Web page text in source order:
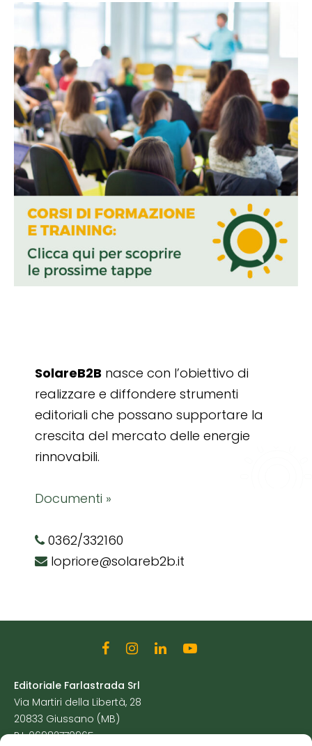
SolareB2B nasce con l’obiettivo di
realizzare e diffondere strumenti
editoriali che possano supportare la
crescita del mercato delle energie
rinnovabili.
Documenti »
0362/332160
lopriore@solareb2b.it
Editoriale Farlastrada Srl
Via Martiri della Libertà, 28
20833 Giussano (MB)
P.I. 06982770965